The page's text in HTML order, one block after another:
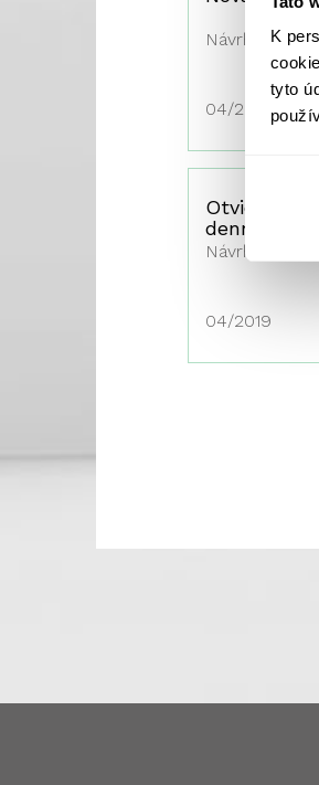
K
tyto
Návrhy a
04/2019
Otvice u
denní
Návrhy a
04/2019